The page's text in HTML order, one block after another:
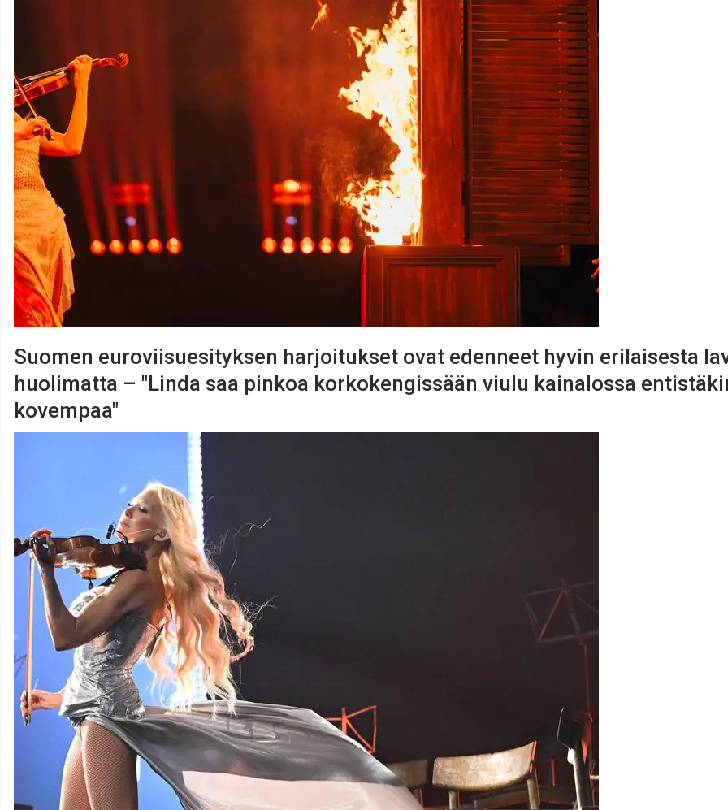
Suomen euroviisuesityksen harjoitukset ovat edenneet hyvin erilaisesta
huolimatta – "Linda saa pinkoa korkokengissään viulu kainalossa
kovempaa"